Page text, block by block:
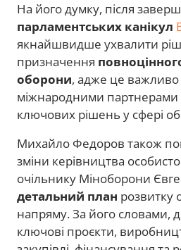
На його думку, після
парламентських канікул
якнайшвидше ухвалити
призначення
оборони, адже це важливо
міжнародними партнерами
ключових рішень у сфері
Михайло Федоров також
зміни керівництва
очільнику Міноборони
детальний план розвитку
напряму. За його словами,
ключові проєкти,